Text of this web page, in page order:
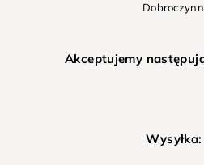
Akceptujemy
Wysyłka: